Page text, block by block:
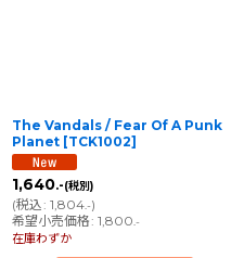
The Vandals / Fear Of A Punk
Planet [TCK1002]
1,640.-(税別)
(税込: 1,804.-)
希望小売価格: 1,800.-
在庫わずか